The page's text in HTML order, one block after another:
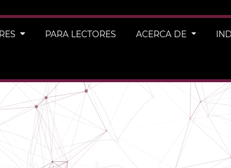
PARA LECTORES ACERCA DE